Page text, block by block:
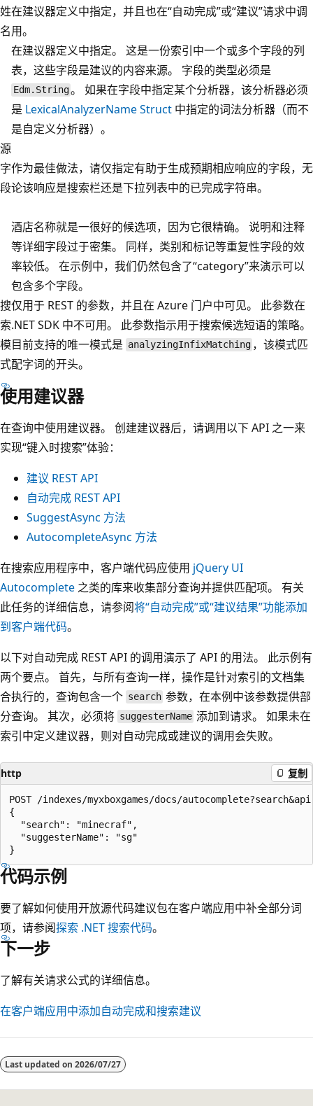
姓
名
在建议器定义中指定，并且也在“自动完成”或“建议”请求中调
用。
源
字
段
在建议器定义中指定。 这是一份索引中一个或多个字段的列
表，这些字段是建议的内容来源。 字段的类型必须是
Edm.String。 如果在字段中指定某个分析器，该分析器必须
是 LexicalAnalyzerName Struct 中指定的词法分析器（而不
是自定义分析器）。
作为最佳做法，请仅指定有助于生成预期相应响应的字段，无
论该响应是搜索栏还是下拉列表中的已完成字符串。
酒店名称就是一很好的候选项，因为它很精确。 说明和注释
等详细字段过于密集。 同样，类别和标记等重复性字段的效
率较低。 在示例中，我们仍然包含了“category”来演示可以
包含多个字段。
搜
索
模
式
仅用于 REST 的参数，并且在 Azure 门户中可见。 此参数在
.NET SDK 中不可用。 此参数指示用于搜索候选短语的策略。
目前支持的唯一模式是 analyzingInfixMatching ，该模式匹
配字词的开头。
使用建议器
在查询中使用建议器。 创建建议器后，请调用以下 API 之一来
实现“键入时搜索”体验：
建议 REST API
自动完成 REST API
SuggestAsync 方法
AutocompleteAsync 方法
在搜索应用程序中，客户端代码应使用 jQuery UI
Autocomplete 之类的库来收集部分查询并提供匹配项。 有关
此任务的详细信息，请参阅将“自动完成”或“建议结果”功能添加
到客户端代码。
以下对自动完成 REST API 的调用演示了 API 的用法。 此示例有
两个要点。 首先，与所有查询一样，操作是针对索引的文档集
合执行的，查询包含一个 search 参数，在本例中该参数提供部
分查询。 其次，必须将 suggesterName 添加到请求。 如果未在
索引中定义建议器，则对自动完成或建议的调用会失败。
http 复制
POST /indexes/myxboxgames/docs/
{
  "search": "minecraf",
  "suggesterName": "sg"
代码示例
要了解如何使用开放源代码建议包在客户端应用中补全部分词
项，请参阅探索 .NET 搜索代码。
下一步
了解有关请求公式的详细信息。
在客户端应用中添加自动完成和搜索建议
Last updated on 2026/07/27